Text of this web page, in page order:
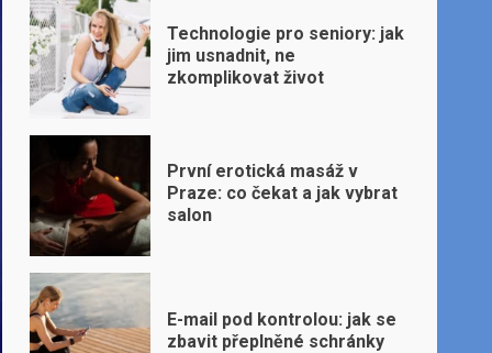
Technologie pro seniory: jak
jim usnadnit, ne
zkomplikovat život
První erotická masáž v
Praze: co čekat a jak vybrat
salon
E-mail pod kontrolou: jak se
zbavit přeplněné schránky